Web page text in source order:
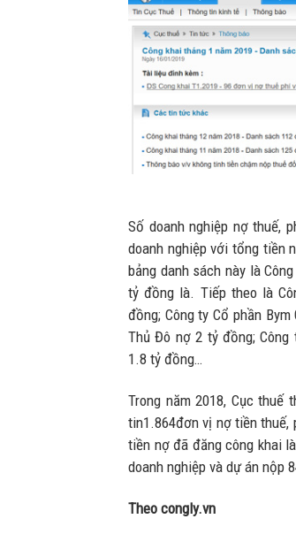
Số doanh nghiệp nợ thuế,
doanh nghiệp với tổng tiền
bảng danh sách này là
tỷ đồng là. Tiếp theo là
đồng; Công ty Cổ phần
Thủ Đô nợ 2 tỷ đồng; Công
1.8 tỷ đồng…
Trong năm 2018, Cục
tin1.864đơn vị nợ tiền thuế,
tiền nợ đã đăng công khai
doanh nghiệp và dự án nộp
Theo congly.vn